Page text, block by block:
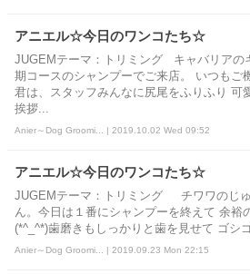
アニエル☆今日のワンコたち☆
JUGEMテーマ：トリミング キャバリアの
期コースのシャンプーでご来店。 いつもご
君は、スタッフみんなに尻尾をふりふり 可
挨拶...
Anier～Dog Groomi... | 2019.10.02 Wed 09:52
アニエル☆今日のワンコたち☆
JUGEMテーマ：トリミング チワワのじ
ん。今日は１番にシャンプーを終えて 余裕
(*^_^*)歯磨きもしっかりと歯を見せて ゴシ
Anier～Dog Groomi... | 2019.09.23 Mon 22:15